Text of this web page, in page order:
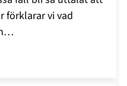
förklarar vi vad